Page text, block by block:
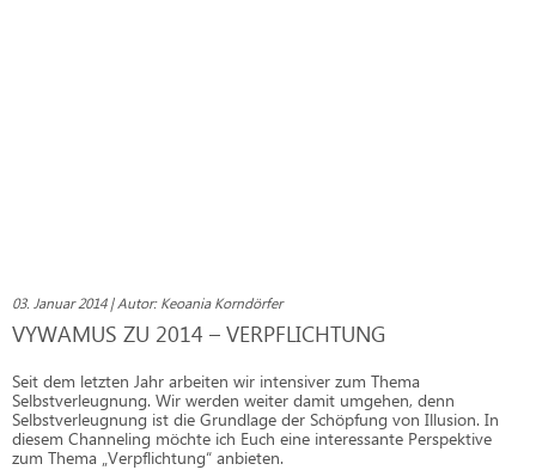
03. Januar 2014 | Autor: Keoania Korndörfer
VYWAMUS ZU 2014 – VERPFLICHTUNG
Seit dem letzten Jahr arbeiten wir intensiver zum Thema
Selbstverleugnung. Wir werden weiter damit umgehen, denn
Selbstverleugnung ist die Grundlage der Schöpfung von Illusion. In
diesem Channeling möchte ich Euch eine interessante Perspektive
zum Thema „Verpflichtung“ anbieten.